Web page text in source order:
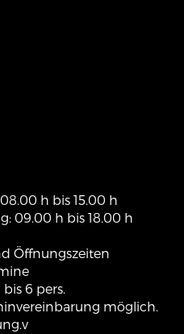
h bis 15.00 h
09.00 h bis 18.00 h
Öffnungszeiten
6 pers.
möglich.